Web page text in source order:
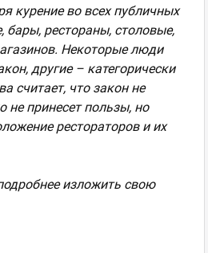
курение во всех публичных
бары, рестораны, столовые,
Некоторые люди
другие – категорически
считает, что закон не
не принесет пользы, но
рестораторов и их
изложить свою